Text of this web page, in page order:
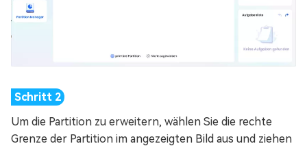
Um die Partition zu erweitern, wählen Sie die rechte
Grenze der Partition im angezeigten Bild aus und ziehen